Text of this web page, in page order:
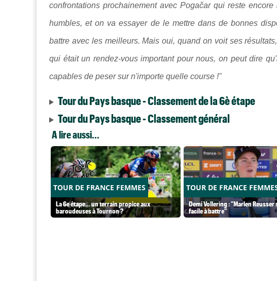
confrontations prochainement avec Pogačar qui reste
humbles, et on va essayer de le mettre dans de bonnes
battre avec les meilleurs. Mais oui, quand on voit ses
qui était un rendez-vous important pour nous, on peut dire
capables de peser sur n'importe quelle course !"
Tour du Pays basque - Classement de la 6è étape
Tour du Pays basque - Classement général
A lire aussi...
TOUR DE FRANCE FEMMES
La 6e étape… un terrain propice aux
baroudeuses à Tournon ?
TOUR DE FRANCE
Demi Vollering : "Marlen Reusser
facile à battre"